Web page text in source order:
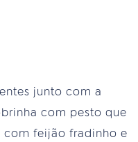
junto com a
com pesto que
com feijão fradinho e